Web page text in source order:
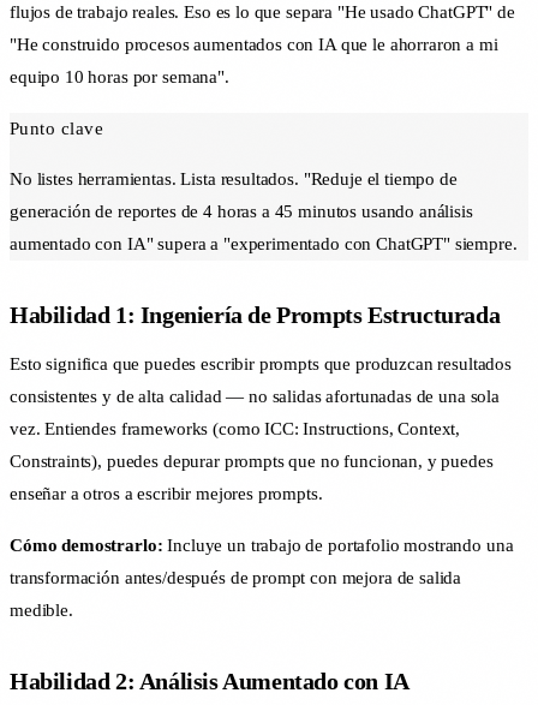
flujos de trabajo reales. Eso es lo que separa "He usado ChatGPT" de
"He construido procesos aumentados con IA que le ahorraron a mi
equipo 10 horas por semana".
Punto clave
No listes herramientas. Lista resultados. "Reduje el tiempo de
generación de reportes de 4 horas a 45 minutos usando análisis
aumentado con IA" supera a "experimentado con ChatGPT" siempre.
Habilidad 1: Ingeniería de Prompts Estructurada
Esto significa que puedes escribir prompts que produzcan resultados
consistentes y de alta calidad — no salidas afortunadas de una sola
vez. Entiendes frameworks (como ICC: Instructions, Context,
Constraints), puedes depurar prompts que no funcionan, y puedes
enseñar a otros a escribir mejores prompts.
Cómo demostrarlo: Incluye un trabajo de portafolio mostrando una
transformación antes/después de prompt con mejora de salida
medible.
Habilidad 2: Análisis Aumentado con IA